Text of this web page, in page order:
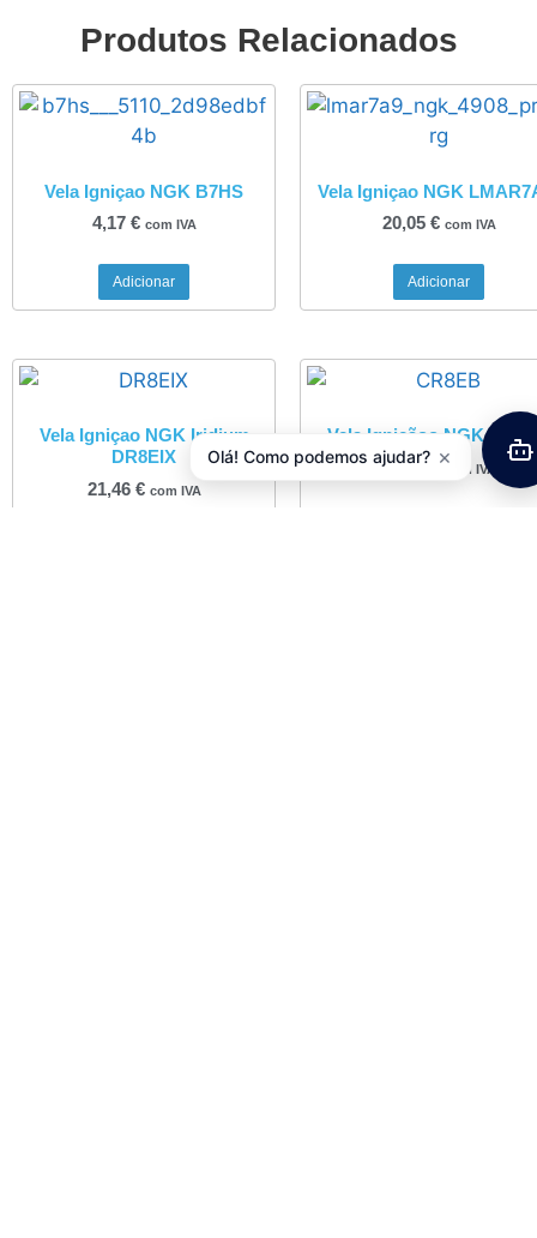
Produtos Relacionados
Vela Igniçao NGK B7HS
4,17 € com IVA
Adicionar
Vela Igniçao NGK
20,05 € com IVA
Adicionar
Vela Igniçao NGK Iridium
DR8EIX
21,46 € com IVA
Vela Igniçãoo NGK
12,28 com IVA
Olá! Como podemos ajudar? ×